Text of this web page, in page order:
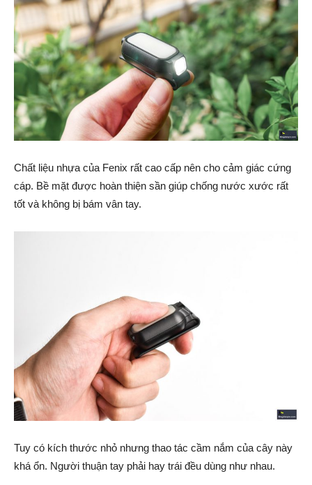
Chất liệu nhựa của Fenix rất cao cấp nên cho cảm giác cứng
cáp. Bề mặt được hoàn thiện sần giúp chống nước xước rất
tốt và không bị bám vân tay.
Tuy có kích thước nhỏ nhưng thao tác cầm nắm của cây này
khá ổn. Người thuận tay phải hay trái đều dùng như nhau.